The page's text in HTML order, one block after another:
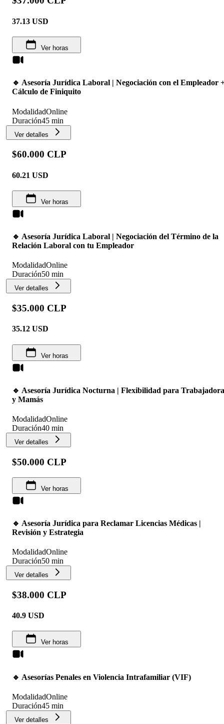
37.13 USD
Ver horas
🔹 Asesoría Jurídica Laboral | Negociación con el Empleador
Cálculo de Finiquito
ModalidadOnline
Duración45 min
Ver detalles
$60.000 CLP
60.21 USD
Ver horas
🔹 Asesoría Jurídica Laboral | Negociación del Término de la
Relación Laboral con tu Empleador
ModalidadOnline
Duración50 min
Ver detalles
$35.000 CLP
35.12 USD
Ver horas
🔹 Asesoría Jurídica Nocturna | Flexibilidad para
y Mamás
ModalidadOnline
Duración40 min
Ver detalles
$50.000 CLP
Ver horas
🔹 Asesoría Jurídica para Reclamar Licencias Médicas |
Revisión y Estrategia
ModalidadOnline
Duración50 min
Ver detalles
$38.000 CLP
40.9 USD
Ver horas
🔹 Asesorías Penales en Violencia Intrafamiliar (VIF)
ModalidadOnline
Duración45 min
Ver detalles